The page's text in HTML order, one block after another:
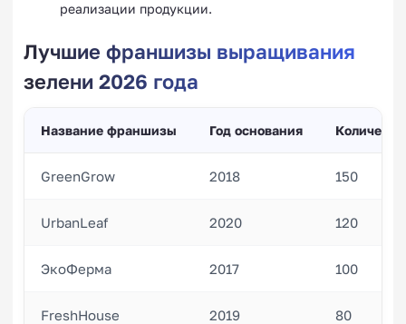
реализации продукции.
Лучшие франшизы выращивания
зелени 2026 года
Название франшизы Год основания
GreenGrow 2018 150
UrbanLeaf 2020 120
ЭкоФерма 2017 100
FreshHouse 2019 80